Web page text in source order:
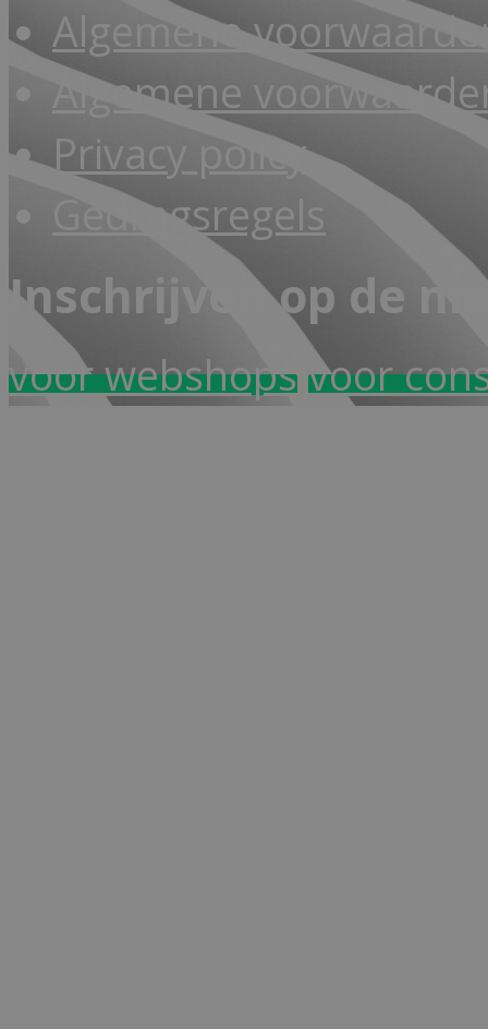
Algemene
Algemene
Privacy policy
Gedragsregels
Inschrijven op de
voor webshopsvoor